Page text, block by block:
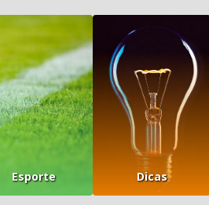
Esporte Dicas